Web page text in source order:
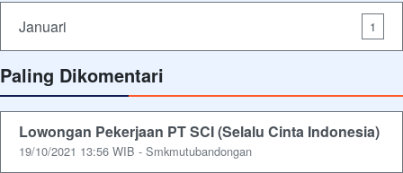
Januari 1
Paling Dikomentari
Lowongan Pekerjaan PT SCI (Selalu Cinta Indonesia)
19/10/2021 13:56 WIB - Smkmutubandongan